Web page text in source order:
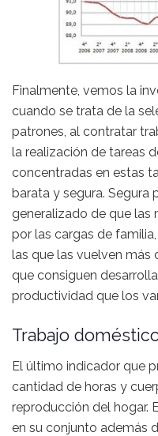
Finalmente, vemos la
cuando se trata de la
patrones, al contratar
la realización de tareas
concentradas en estas
barata y segura. Segura
generalizado de que las
por las cargas de
las que las vuelven más
que consiguen
productividad que los
Trabajo
El último indicador que
cantidad de horas y
reproducción del hogar.
en su conjunto además